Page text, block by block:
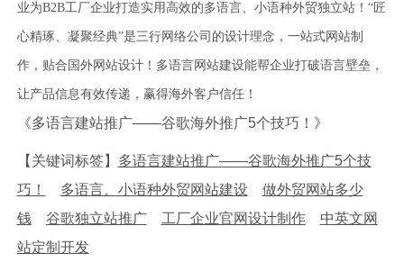
业为B2B工厂企业打造实用高效的多语言、小语种外贸独立站！“匠
心精琢、凝聚经典”是三行网络公司的设计理念，一站式网站制
作，贴合国外网站设计！多语言网站建设能帮企业打破语言壁垒，
让产品信息有效传递，赢得海外客户信任！
《多语言建站推广——谷歌海外推广5个技巧！》
【关键词标签】 多语言建站推广——谷歌海外推广5个技
巧！
多语言、小语种外贸网站建设
做外贸网站多少
钱
谷歌独立站推广 工厂企业官网设计制作
中英文网
站定制开发